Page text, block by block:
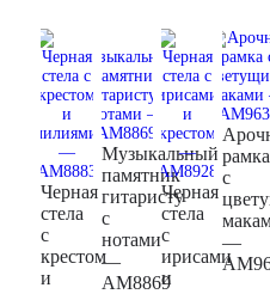
Черная
стела
с
крестом
и
Музыкальный
памятник
гитаристу
с
нотами
—
AM8869
Черная
стела
с
ирисами
и
рамка
с
—